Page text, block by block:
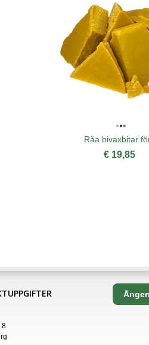
Råa bivaxbitar
€ 19,85
8